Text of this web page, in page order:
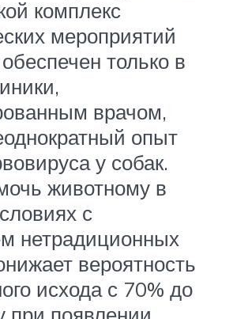
комплекс
мероприятий
только в
врачом,
опыт
у собак.
животному в
с
нетрадиционных
вероятность
исхода с 70% до